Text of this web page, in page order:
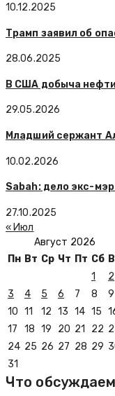
10.12.2025
Трамп заявил об
28.06.2025
В США добыча
29.05.2026
Младший сержант
10.02.2026
Sabah: дело экс-
27.10.2025
« Июл
Август 2026
Пн Вт Ср Чт Пт Сб
1
2
3
4 5 6 7 8
9
10 11 12 13 14 15
17
18 19 20 21 22
24 25 26 27 28 29
31
Что